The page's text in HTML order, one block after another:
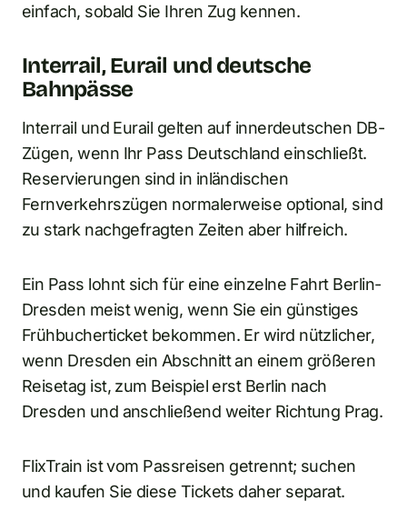
einfach, sobald Sie Ihren Zug kennen.
Interrail, Eurail und deutsche
Bahnpässe
Interrail und Eurail gelten auf innerdeutschen DB-
Zügen, wenn Ihr Pass Deutschland einschließt.
Reservierungen sind in inländischen
Fernverkehrszügen normalerweise optional, sind
zu stark nachgefragten Zeiten aber hilfreich.
Ein Pass lohnt sich für eine einzelne Fahrt Berlin-
Dresden meist wenig, wenn Sie ein günstiges
Frühbucherticket bekommen. Er wird nützlicher,
wenn Dresden ein Abschnitt an einem größeren
Reisetag ist, zum Beispiel erst Berlin nach
Dresden und anschließend weiter Richtung Prag.
FlixTrain ist vom Passreisen getrennt; suchen
und kaufen Sie diese Tickets daher separat.